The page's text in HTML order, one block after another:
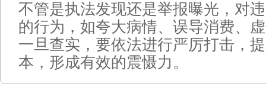
不管是执法发现还是举报曝光，对
的行为，如夸大病情、误导消费、
一旦查实，要依法进行严厉打击，
本，形成有效的震慑力。